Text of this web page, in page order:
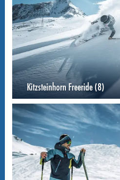
Kitzsteinhorn Freeride (8)